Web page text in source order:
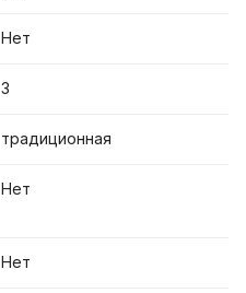
Нет
3
традиционная
Нет
Нет